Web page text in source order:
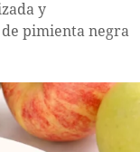
y
pimienta negra